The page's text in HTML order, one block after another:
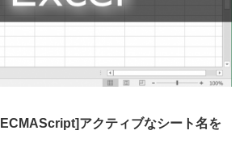
アクティブなシート名を